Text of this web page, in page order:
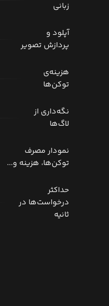
زبانی
آپلود و
پردازش تصویر
هزینه‌ی
توکن‌ها
نگه‌داری از
لاگ‌ها
نمودار مصرف
توکن‌ها، هزینه و...
حداکثر
درخواست‌ها در
ثانیه